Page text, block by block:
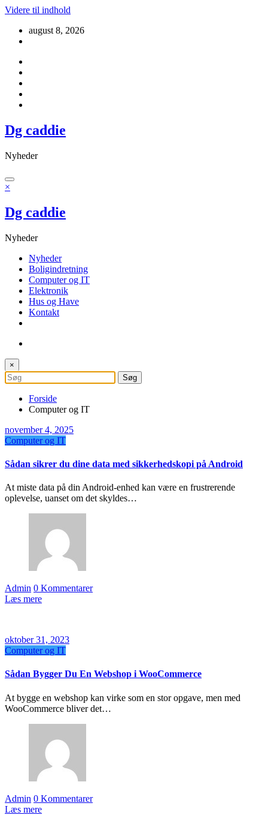
Videre til indhold
august 8, 2026
Dg caddie
Nyheder
×
Dg caddie
Nyheder
Nyheder
Boligindretning
Computer og IT
Elektronik
Hus og Have
Kontakt
×
Forside
Computer og IT
november 4, 2025
Computer og IT
Sådan sikrer du dine data med sikkerhedskopi på Android
At miste data på din Android-enhed kan være en frustrerende
oplevelse, uanset om det skyldes…
Admin 0 Kommentarer
Læs mere
oktober 31, 2023
Computer og IT
Sådan Bygger Du En Webshop i WooCommerce
At bygge en webshop kan virke som en stor opgave, men med
WooCommerce bliver det…
Admin 0 Kommentarer
Læs mere